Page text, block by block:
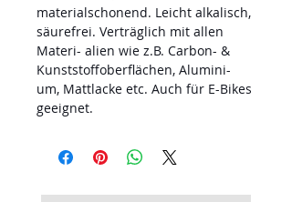
materialschonend. Leicht alkalisch,
säurefrei. Verträglich mit allen
Materi- alien wie z.B. Carbon- &
Kunststoffoberflächen, Alumini-
um, Mattlacke etc. Auch für E-Bikes
geeignet.